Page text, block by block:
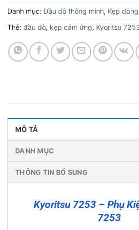
Danh mục:Đầu dò thông minh, Kẹp
Thẻ: đầu dò, kẹp cảm ứng, Kyoritsu
MÔ TẢ
DANH MỤC
THÔNG TIN BỔ SUNG
Kyoritsu 7253 – Phụ
7253